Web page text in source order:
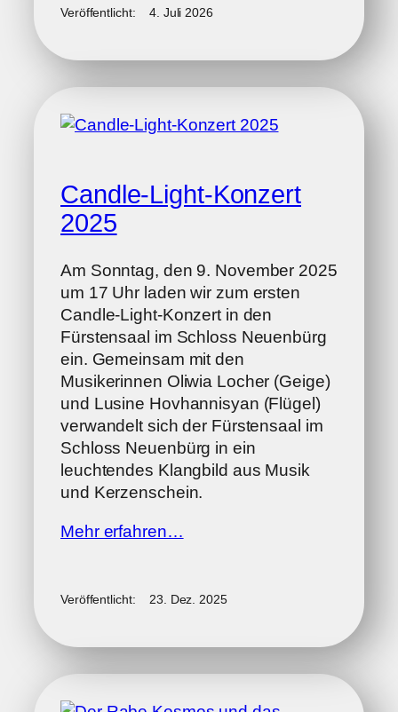
Veröffentlicht: 4. Juli 2026
Candle-Light-Konzert
2025
Am Sonntag, den 9. November 2025
um 17 Uhr laden wir zum ersten
Candle-Light-Konzert in den
Fürstensaal im Schloss Neuenbürg
ein. Gemeinsam mit den
Musikerinnen Oliwia Locher (Geige)
und Lusine Hovhannisyan (Flügel)
verwandelt sich der Fürstensaal im
Schloss Neuenbürg in ein
leuchtendes Klangbild aus Musik
und Kerzenschein.
Mehr erfahren…
Veröffentlicht: 23. Dez. 2025